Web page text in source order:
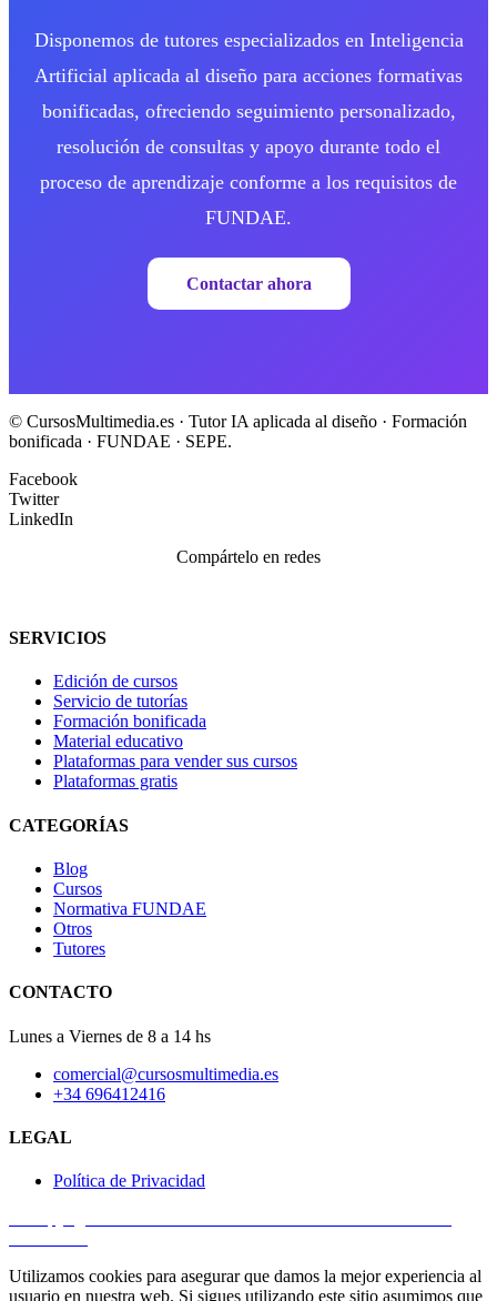
Disponemos de tutores especializados en Inteligencia
Artificial aplicada al diseño para acciones formativas
bonificadas, ofreciendo seguimiento personalizado,
resolución de consultas y apoyo durante todo el
proceso de aprendizaje conforme a los requisitos de
FUNDAE.
Contactar ahora
© CursosMultimedia.es · Tutor IA aplicada al diseño · Formación
bonificada · FUNDAE · SEPE.
Facebook
Twitter
LinkedIn
Compártelo en redes
SERVICIOS
Edición de cursos
Servicio de tutorías
Formación bonificada
Material educativo
Plataformas para vender sus cursos
Plataformas gratis
CATEGORÍAS
Blog
Cursos
Normativa FUNDAE
Otros
Tutores
CONTACTO
Lunes a Viernes de 8 a 14 hs
comercial@cursosmultimedia.es
+34 696412416
LEGAL
Política de Privacidad
Utilizamos cookies para asegurar que damos la mejor experiencia al
usuario en nuestra web. Si sigues utilizando este sitio asumimos que